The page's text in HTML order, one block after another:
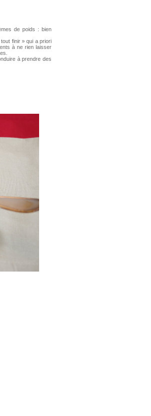
de poids : bien
finir » qui a priori
à ne rien laisser
à prendre des